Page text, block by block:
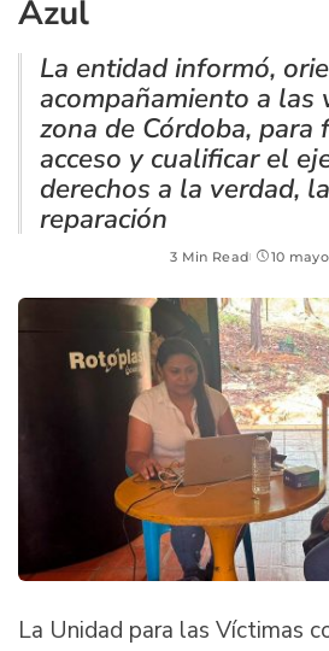
Azul
La entidad informó,
acompañamiento a las
zona de Córdoba, para
acceso y cualificar el
derechos a la verdad,
reparación
3 Min Read 10
La Unidad para las Víctimas